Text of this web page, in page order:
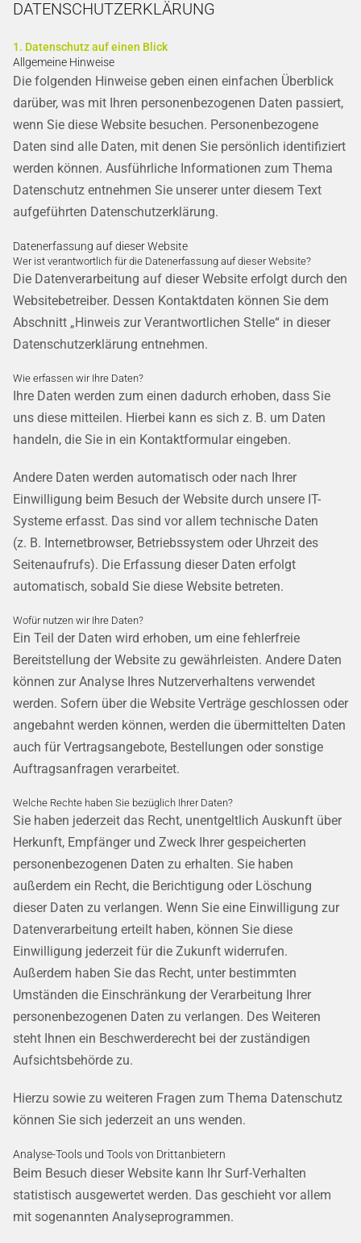
ÜBER UNS
MEDIEN
FAQ
DATENSCHUTZ
DATENSCHUTZ­ERKLÄRUNG
1. Datenschutz auf einen Blick
Allgemeine Hinweise
Die folgenden Hinweise geben einen einfachen Überblick
darüber, was mit Ihren personenbezogenen Daten passiert,
wenn Sie diese Website besuchen. Personenbezogene
Daten sind alle Daten, mit denen Sie persönlich identifiziert
werden können. Ausführliche Informationen zum Thema
Datenschutz entnehmen Sie unserer unter diesem Text
aufgeführten Datenschutzerklärung.
Datenerfassung auf dieser Website
Wer ist verantwortlich für die Datenerfassung auf dieser Website?
Die Datenverarbeitung auf dieser Website erfolgt durch den
Websitebetreiber. Dessen Kontaktdaten können Sie dem
Abschnitt „Hinweis zur Verantwortlichen Stelle“ in dieser
Datenschutzerklärung entnehmen.
Wie erfassen wir Ihre Daten?
Ihre Daten werden zum einen dadurch erhoben, dass Sie
uns diese mitteilen. Hierbei kann es sich z. B. um Daten
handeln, die Sie in ein Kontaktformular eingeben.
Andere Daten werden automatisch oder nach Ihrer
Einwilligung beim Besuch der Website durch unsere IT-
Systeme erfasst. Das sind vor allem technische Daten
(z. B. Internetbrowser, Betriebssystem oder Uhrzeit des
Seitenaufrufs). Die Erfassung dieser Daten erfolgt
automatisch, sobald Sie diese Website betreten.
Wofür nutzen wir Ihre Daten?
Ein Teil der Daten wird erhoben, um eine fehlerfreie
Bereitstellung der Website zu gewährleisten. Andere Daten
können zur Analyse Ihres Nutzerverhaltens verwendet
werden. Sofern über die Website Verträge geschlossen oder
angebahnt werden können, werden die übermittelten Daten
auch für Vertragsangebote, Bestellungen oder sonstige
Auftragsanfragen verarbeitet.
Welche Rechte haben Sie bezüglich Ihrer Daten?
Sie haben jederzeit das Recht, unentgeltlich Auskunft über
Herkunft, Empfänger und Zweck Ihrer gespeicherten
personenbezogenen Daten zu erhalten. Sie haben
außerdem ein Recht, die Berichtigung oder Löschung
dieser Daten zu verlangen. Wenn Sie eine Einwilligung zur
Datenverarbeitung erteilt haben, können Sie diese
Einwilligung jederzeit für die Zukunft widerrufen.
Außerdem haben Sie das Recht, unter bestimmten
Umständen die Einschränkung der Verarbeitung Ihrer
personenbezogenen Daten zu verlangen. Des Weiteren
steht Ihnen ein Beschwerderecht bei der zuständigen
Aufsichtsbehörde zu.
Hierzu sowie zu weiteren Fragen zum Thema Datenschutz
können Sie sich jederzeit an uns wenden.
Analyse-Tools und Tools von Dritt­anbietern
Beim Besuch dieser Website kann Ihr Surf-Verhalten
statistisch ausgewertet werden. Das geschieht vor allem
mit sogenannten Analyseprogrammen.